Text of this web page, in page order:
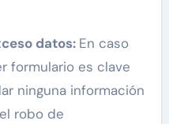
datos: En caso
formulario es clave
ninguna información
robo de